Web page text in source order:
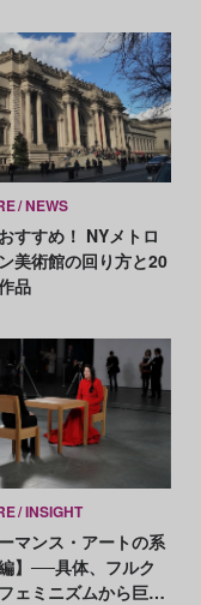
NEWS
すすめ！ NYメトロ
美術館の回り方と20
品
INSIGHT
マンス・アートの系
】──具体、フルク
ェミニズムから巨星